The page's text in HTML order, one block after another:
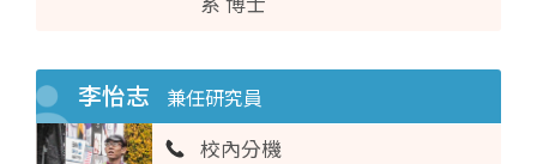
李怡志 兼任研究員
校內分機